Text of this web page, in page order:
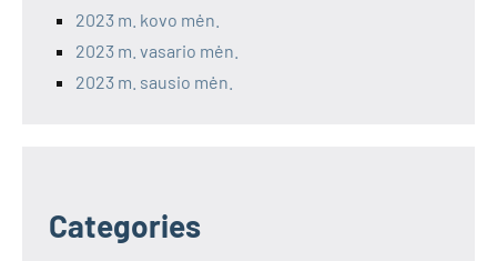
2023 m. kovo mėn.
2023 m. vasario mėn.
2023 m. sausio mėn.
Categories